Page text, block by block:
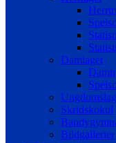
Damlaget
Ungdomslag
Skridskokul
Bildgallerier